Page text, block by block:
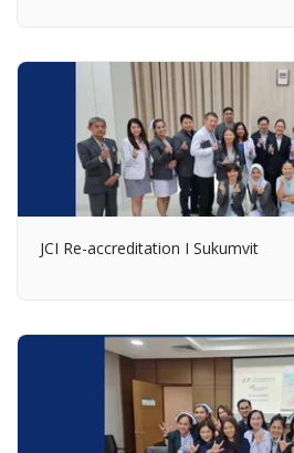
JCI Re-accreditation I Sukumvit